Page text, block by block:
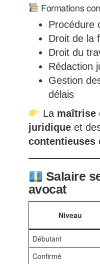
Formations
Procédure
Droit de la
Droit du
Rédaction
Gestion
délais
La maîtrise
juridiqueet
contentieuses
Salaire
avocat
Niveau
Débutant
Confirmé